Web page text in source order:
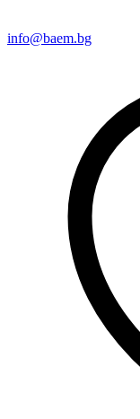
info@baem.bg